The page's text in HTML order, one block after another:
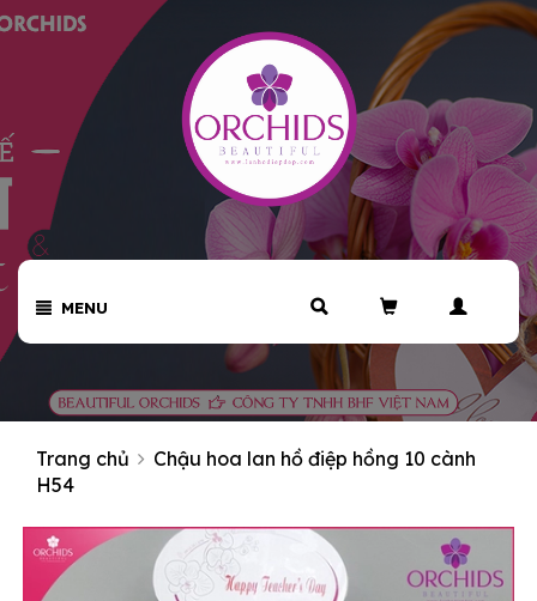
MENU
Trang chủ
Chậu hoa lan hồ điệp hồng 10 cành
H54